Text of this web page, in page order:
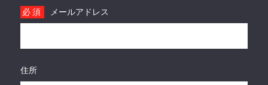
必須 メールアドレス
住所